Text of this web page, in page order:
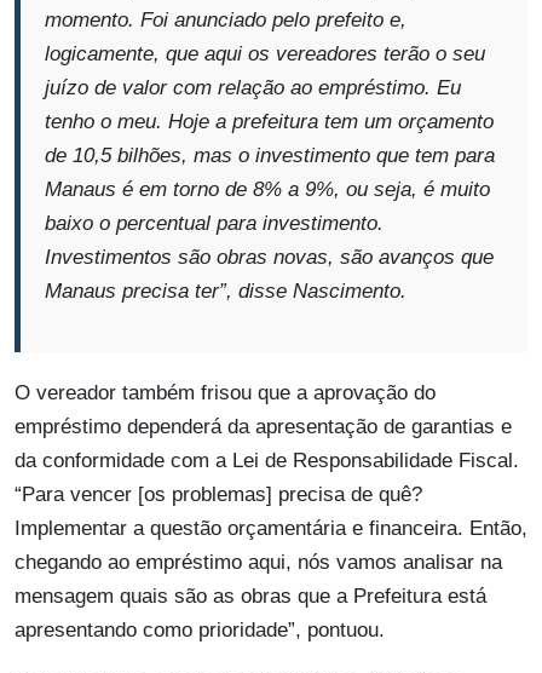
momento. Foi anunciado pelo prefeito e,
logicamente, que aqui os vereadores terão o seu
juízo de valor com relação ao empréstimo. Eu
tenho o meu. Hoje a prefeitura tem um orçamento
de 10,5 bilhões, mas o investimento que tem para
Manaus é em torno de 8% a 9%, ou seja, é muito
baixo o percentual para investimento.
Investimentos são obras novas, são avanços que
Manaus precisa ter”, disse Nascimento.
O vereador também frisou que a aprovação do
empréstimo dependerá da apresentação de garantias e
da conformidade com a Lei de Responsabilidade Fiscal.
“Para vencer [os problemas] precisa de quê?
Implementar a questão orçamentária e financeira. Então,
chegando ao empréstimo aqui, nós vamos analisar na
mensagem quais são as obras que a Prefeitura está
apresentando como prioridade”, pontuou.